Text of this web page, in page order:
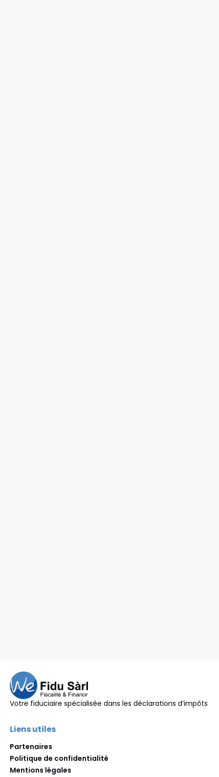
Votre fiduciaire spécialisée dans les déclarations d’impôts
Liens utiles
Partenaires
Politique de confidentialité
Mentions légales